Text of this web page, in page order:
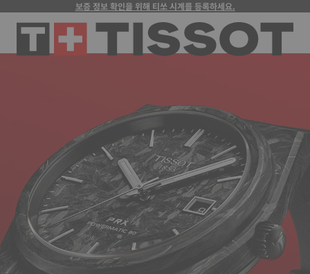
보증 정보 확인을 위해 티쏘 시계를 등록하세요.